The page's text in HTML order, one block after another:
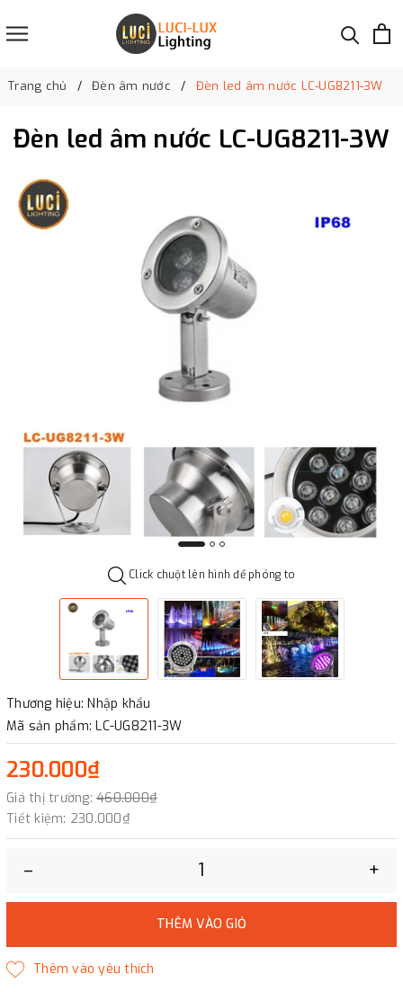
Trang chủ Đèn âm nước Đèn led âm nước LC-UG8211-3W
Đèn led âm nước LC-UG8211-3W
Click chuột lên hình để phóng to
Thương hiệu: Nhập khẩu
Mã sản phẩm: LC-UG8211-3W
230.000₫
Giá thị trường: 460.000₫
Tiết kiệm: 230.000₫
– +
THÊM VÀO GIỎ